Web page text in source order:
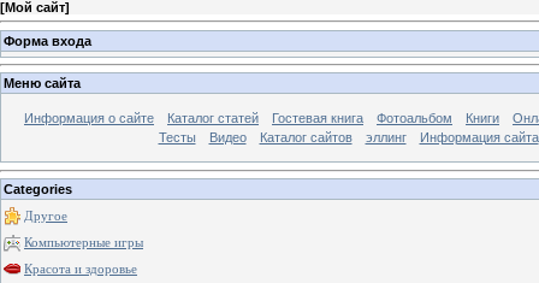
[Мой сайт]
Форма входа
Меню сайта
Информация о сайте Каталог статей Гостевая книга Фотоальбом Книги
Тесты
Видео Каталог сайтов эллинг Информация сайта
Categories
Другое
Компьютерные игры
Красота и здоровье